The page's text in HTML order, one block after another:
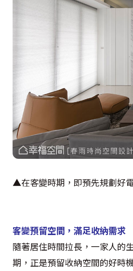
▲在客變時期，即預先規劃好
客變預留空間，滿足收納需求
隨著居住時間拉長，一家人的
期，正是預留收納空間的好時